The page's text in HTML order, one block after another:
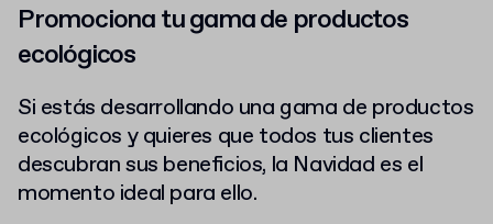
Promociona tu gama de productos
ecológicos
Si estás desarrollando una gama de productos
ecológicos y quieres que todos tus clientes
descubran sus beneficios, la Navidad es el
momento ideal para ello.